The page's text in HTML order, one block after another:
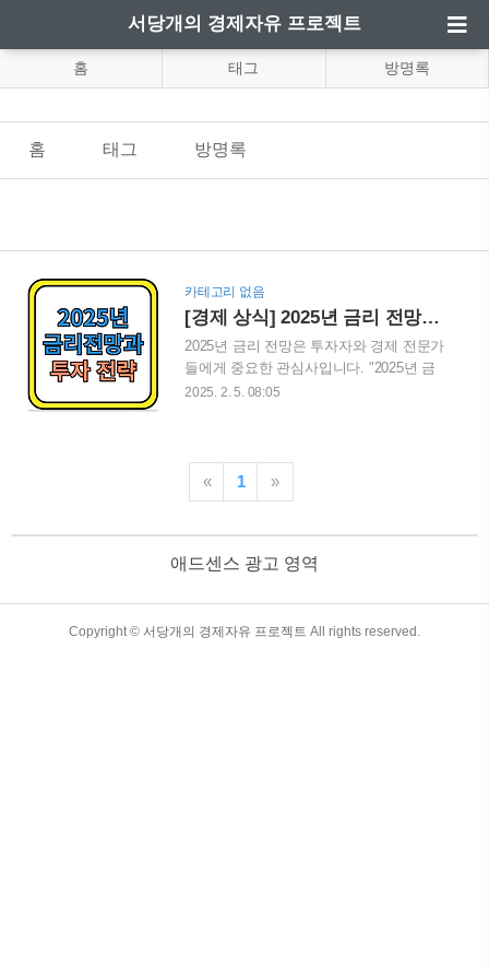
서당개의 경제자유 프로젝트
홈 태그 방명록
홈 태그 방명록
카테고리 없음
[경제 상식] 2025년 금리 전망과 투자 전략
2025년 금리 전망은 투자자와 경제 전문가
들에게 중요한 관심사입니다. "2025년 금
리가 경제와 투자에 어떤 영향을 미칠까
다. 금리와 투자에 대한 심층적인 통찰을
통해 올바른 재무 결정을 내릴 수 있도록
2025년 금리 변화는 주요 중앙은행의 정책
받을 것으로 예상됩니다. 다음은 주요 금
리 관련 요소입니다. 1) 연준(Fed)의 정책
2025. 2. 5. 08:05
« 1 »
애드센스 광고 영역
Copyright © 서당개의 경제자유 프로젝트 All rights reserved.
TistoryWhaleSkin3.4